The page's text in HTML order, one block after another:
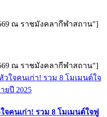
ณ ราชมังคลากีฬาสถาน"]
ณ ราชมังคลากีฬาสถาน"]
คนเก่า! รวม 8 โมเมนต์ใจฟู